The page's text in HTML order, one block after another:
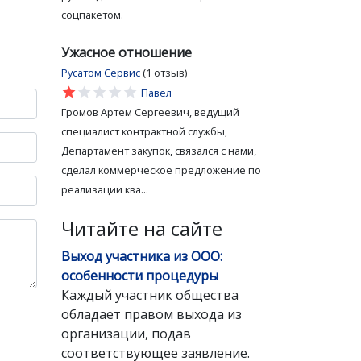
соцпакетом.
Ужасное отношение
Русатом Сервис (1 отзыв)
star
star
star
star
star
Павел
Громов Артем Сергеевич, ведущий
специалист контрактной службы,
Департамент закупок, связался с нами,
сделал коммерческое предложение по
реализации ква...
Читайте на сайте
Выход участника из ООО:
особенности процедуры
Каждый участник общества
обладает правом выхода из
организации, подав
соответствующее заявление.